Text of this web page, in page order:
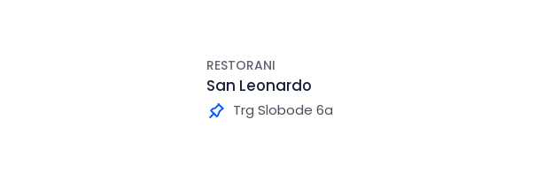
RESTORANI
San Leonardo
Trg Slobode 6a